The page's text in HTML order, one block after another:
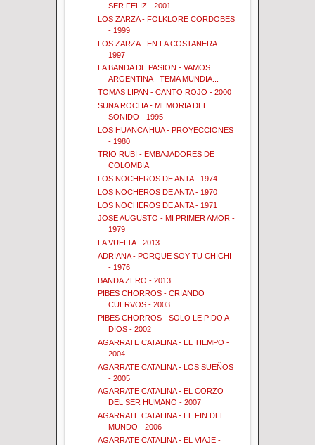
SER FELIZ - 2001
LOS ZARZA - FOLKLORE CORDOBES
- 1999
LOS ZARZA - EN LA COSTANERA -
1997
LA BANDA DE PASION - VAMOS
ARGENTINA - TEMA MUNDIA...
TOMAS LIPAN - CANTO ROJO - 2000
SUNA ROCHA - MEMORIA DEL
SONIDO - 1995
LOS HUANCA HUA - PROYECCIONES
- 1980
TRIO RUBI - EMBAJADORES DE
COLOMBIA
LOS NOCHEROS DE ANTA - 1974
LOS NOCHEROS DE ANTA - 1970
LOS NOCHEROS DE ANTA - 1971
JOSE AUGUSTO - MI PRIMER AMOR -
1979
LA VUELTA - 2013
ADRIANA - PORQUE SOY TU CHICHI
- 1976
BANDA ZERO - 2013
PIBES CHORROS - CRIANDO
CUERVOS - 2003
PIBES CHORROS - SOLO LE PIDO A
DIOS - 2002
AGARRATE CATALINA - EL TIEMPO -
2004
AGARRATE CATALINA - LOS SUEÑOS
- 2005
AGARRATE CATALINA - EL CORZO
DEL SER HUMANO - 2007
AGARRATE CATALINA - EL FIN DEL
MUNDO - 2006
AGARRATE CATALINA - EL VIAJE -